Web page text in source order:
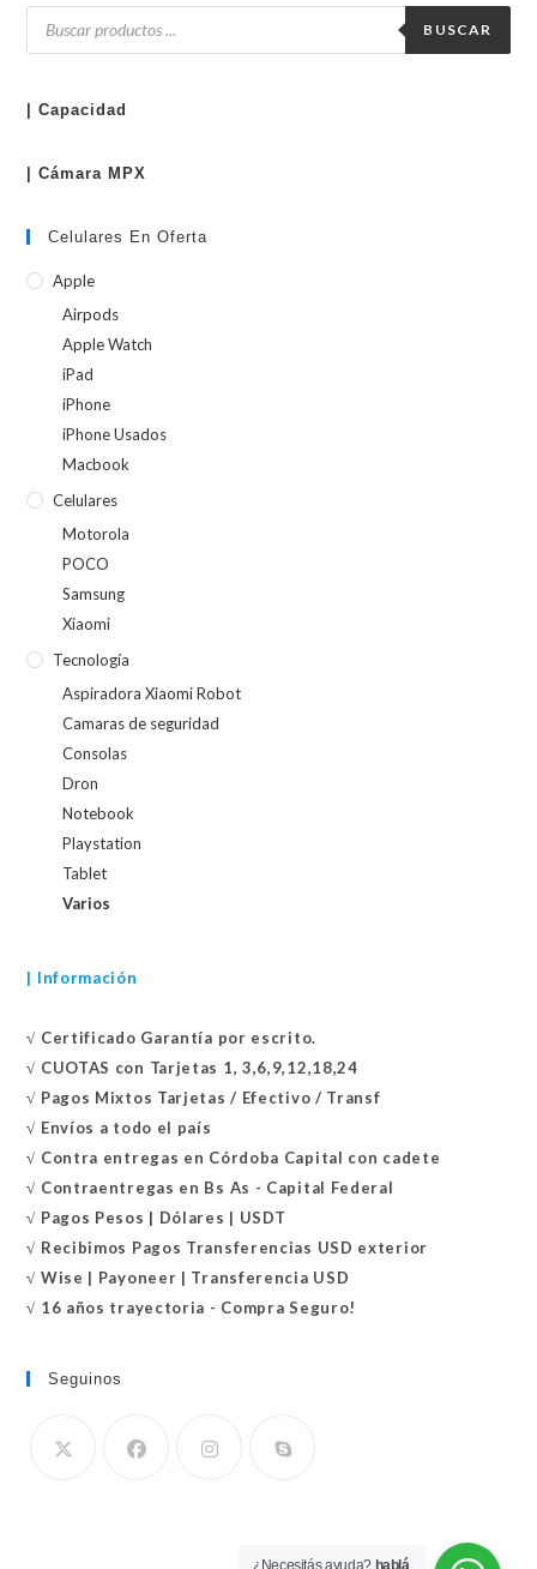
Búsqueda
productos
BUSCAR
| Capacidad
| Cámara MPX
Celulares En Oferta
Apple
Airpods
Apple Watch
iPad
iPhone
iPhone Usados
Macbook
Celulares
Motorola
POCO
Samsung
Xiaomi
Tecnología
Aspiradora Xiaomi Robot
Camaras de seguridad
Consolas
Dron
Notebook
Playstation
Tablet
Varios
| Información
√ Certificado Garantía por escrito.
√ CUOTAS con Tarjetas 1, 3,6,9,12,18,24
√ Pagos Mixtos Tarjetas / Efectivo / Transf
√ Envíos a todo el país
√ Contra entregas en Córdoba Capital con cadete
√ Contraentregas en Bs As - Capital Federal
√ Pagos Pesos | Dólares | USDT
√ Recibimos Pagos Transferencias USD exterior
√ Wise | Payoneer | Transferencia USD
√ 16 años trayectoria - Compra Seguro!
Seguinos
¿Necesitás ayuda? hablá